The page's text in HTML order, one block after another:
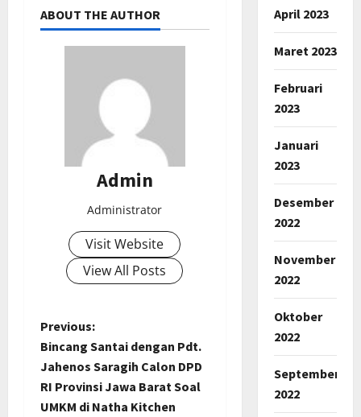
ABOUT THE AUTHOR
Admin
Administrator
Visit Website
View All Posts
P
o
s
Previous:
Bincang Santai dengan Pdt.
Jahenos Saragih Calon DPD
RI Provinsi Jawa Barat Soal
UMKM di Natha Kitchen
April 2023
Maret 2023
Februari
2023
Januari
2023
Desember
2022
November
2022
Oktober
2022
September
2022